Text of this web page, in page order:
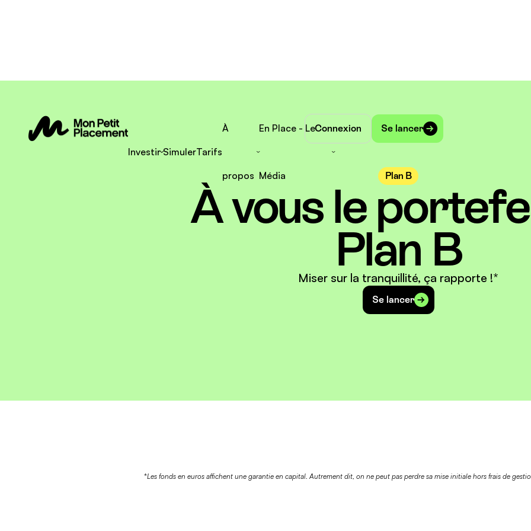
Investir SimulerTarifs
À
propos
En Place - Le
Média
Connexion Se lancer
Plan B
À vous le
Plan B
Miser sur la tranquillité, ça rapporte !*
Se lancer
*Les fonds en euros affichent une garantie en capital. Autrement dit, on ne peut pas perdre sa mise initiale hors frais de